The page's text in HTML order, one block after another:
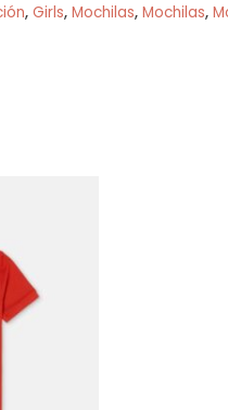
, Girls, Mochilas, Mochilas,